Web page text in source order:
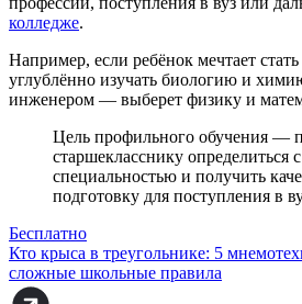
колледже.
Например, если ребёнок мечтает
углублённо изучать биологию и
инженером — выберет физику и
Цель профильного обучения —
старшекласснику определиться
специальностью и получить
подготовку для поступления в
Бесплатно
Кто крыса в треугольнике: 5
сложные школьные правила